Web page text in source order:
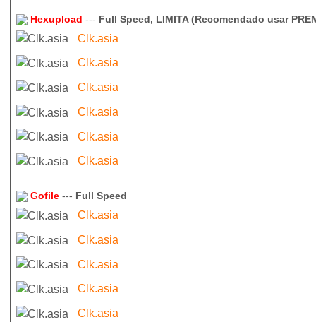
Hexupload --- Full Speed, LIMITA (Recomendado usar
Clk.asia
Clk.asia
Clk.asia
Clk.asia
Clk.asia
Clk.asia
Gofile --- Full Speed
Clk.asia
Clk.asia
Clk.asia
Clk.asia
Clk.asia